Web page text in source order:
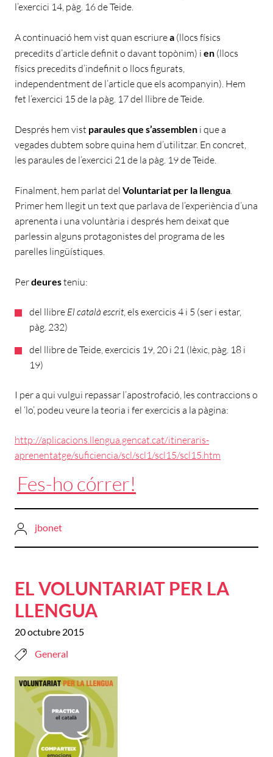
l’exercici 14, pàg. 16 de Teide.
A continuació hem vist quan escriurea (llocs físics
precedits d’article definit o davant topònim) i en (llocs
físics precedits d’indefinit o llocs figurats,
independentment de l’article que els acompanyin). Hem
fet l’exercici 15 de la pàg. 17 del llibre de Teide.
Després hem vist paraules que s’assemblen i que a
vegades dubtem sobre quina hem d’utilitzar. En concret,
les paraules de l’exercici 21 de la pàg. 19 de Teide.
Finalment, hem parlat del Voluntariat per la llengua.
Primer hem llegit un text que parlava de l’experiència d’una
aprenenta i una voluntària i després hem deixat que
parlessin alguns protagonistes del programa de les
parelles lingüístiques.
Perdeuresteniu:
del llibre El català escrit, els exercicis 4 i 5 (ser i estar,
pàg. 232)
del llibre de Teide, exercicis 19, 20 i 21 (lèxic, pàg. 18 i
19)
I per a qui vulgui repassar l’apostrofació, les contraccions o
el ‘lo’, podeu veure la teoria i fer exercicis a la pàgina:
http://aplicacions.llengua.gencat.cat/itineraris-
aprenentatge/suficiencia/scl/scl1/scl15/scl15.htm
Fes-ho córrer!
jbonet
EL VOLUNTARIAT PER LA
LLENGUA
20 octubre 2015
General